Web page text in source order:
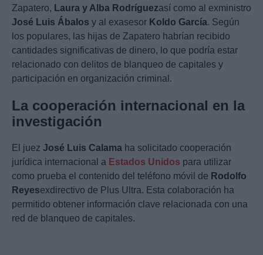
Zapatero, Laura y Alba Rodríguezasí como al exministro
José Luis Ábalos y al exasesor Koldo García. Según
los populares, las hijas de Zapatero habrían recibido
cantidades significativas de dinero, lo que podría estar
relacionado con delitos de blanqueo de capitales y
participación en organización criminal.
La cooperación internacional en la
investigación
El juez José Luis Calama ha solicitado cooperación
jurídica internacional a Estados Unidos para utilizar
como prueba el contenido del teléfono móvil de Rodolfo
Reyesexdirectivo de Plus Ultra. Esta colaboración ha
permitido obtener información clave relacionada con una
red de blanqueo de capitales.